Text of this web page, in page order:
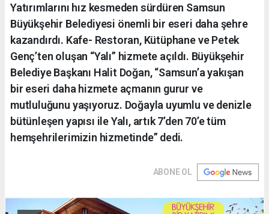
Yatırımlarını hız kesmeden sürdüren Samsun
Büyükşehir Belediyesi önemli bir eseri daha şehre
kazandırdı. Kafe- Restoran, Kütüphane ve Petek
Genç’ten oluşan “Yalı” hizmete açıldı. Büyükşehir
Belediye Başkanı Halit Doğan, “Samsun’a yakışan
bir eseri daha hizmete açmanın gurur ve
mutluluğunu yaşıyoruz. Doğayla uyumlu ve denizle
bütünleşen yapısı ile Yalı, artık 7’den 70’e tüm
hemşehrilerimizin hizmetinde” dedi.
ABONE OL